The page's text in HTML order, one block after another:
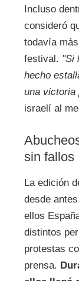
Incluso
consideró
todavía
festival. "Si
hecho
una victoria
israelí al
sin fallos
La edición
desde
ellos
distintos
protestas
prensa.